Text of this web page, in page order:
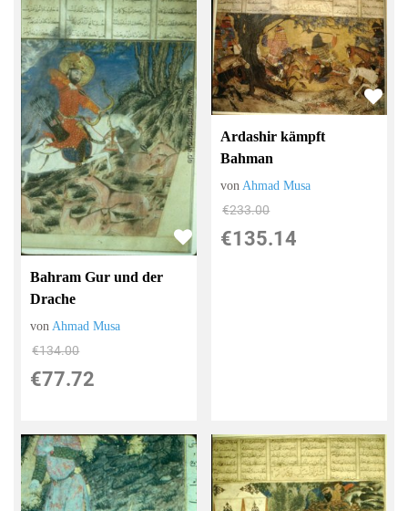
Bahram Gur und der
Drache
von Ahmad Musa
€134.00
€77.72
Ardashir kämpft
Bahman
vonAhmad Musa
€233.00
€135.14